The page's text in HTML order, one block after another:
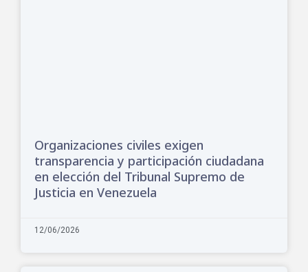
Organizaciones civiles exigen
transparencia y participación ciudadana
en elección del Tribunal Supremo de
Justicia en Venezuela
12/06/2026